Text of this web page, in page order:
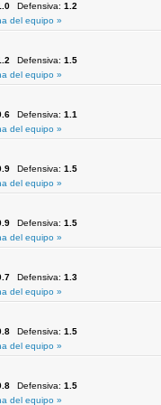
Defensiva: 1.2
del equipo »
Defensiva: 1.5
del equipo »
Defensiva: 1.1
del equipo »
Defensiva: 1.5
del equipo »
Defensiva: 1.5
del equipo »
Defensiva: 1.3
del equipo »
Defensiva: 1.5
del equipo »
Defensiva: 1.5
del equipo »